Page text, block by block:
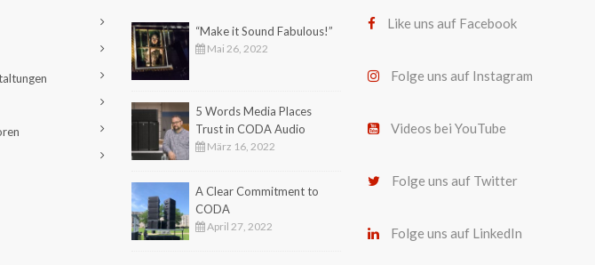
“Make it Sound Fabulous!”
Mai 26, 2022
5 Words Media Places
Trust in CODA Audio
März 16, 2022
A Clear Commitment to
CODA
April 27, 2022
Like uns auf Facebook
Folge uns auf Instagram
Videos bei YouTube
Folge uns auf Twitter
Folge uns auf LinkedIn